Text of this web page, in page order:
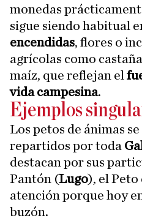
monedas
sigue siendo habitual
encendidas, flores o
agrícolas como
maíz, que reflejan el
vida campesina.
Ejemplos
Los petos de ánimas
repartidos por toda
destacan por sus
Pantón (Lugo), el
atención porque hoy
buzón.